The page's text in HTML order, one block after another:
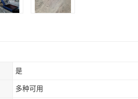
是
多种可用